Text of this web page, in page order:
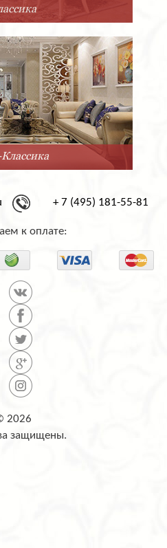
+ 7 (495) 181-55-81
к оплате:
2026
защищены.